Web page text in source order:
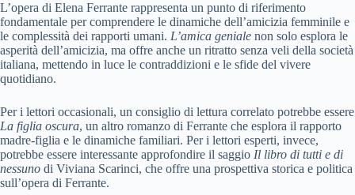
L’opera di Elena Ferrante rappresenta un punto di riferimento
fondamentale per comprendere le dinamiche dell’amicizia femminile e
le complessità dei rapporti umani. L’amica geniale non solo esplora le
asperità dell’amicizia, ma offre anche un ritratto senza veli della società
italiana, mettendo in luce le contraddizioni e le sfide del vivere
quotidiano.
Per i lettori occasionali, un consiglio di lettura correlato potrebbe essere
La figlia oscura, un altro romanzo di Ferrante che esplora il rapporto
madre-figlia e le dinamiche familiari. Per i lettori esperti, invece,
potrebbe essere interessante approfondire il saggio Il libro di tutti e di
nessuno di Viviana Scarinci, che offre una prospettiva storica e politica
sull’opera di Ferrante.